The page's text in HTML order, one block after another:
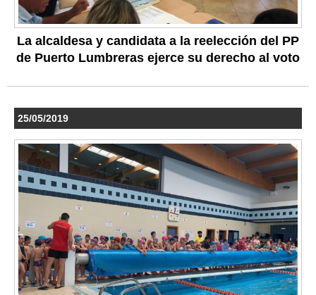
La alcaldesa y candidata a la reelección del PP
de Puerto Lumbreras ejerce su derecho al voto
25/05/2019